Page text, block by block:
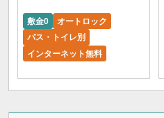
敷金0
オートロック
バス・トイレ別
インターネット無料